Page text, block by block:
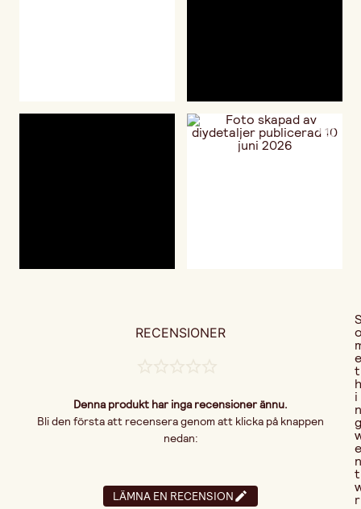
RECENSIONER
Denna produkt har inga recensioner ännu.
Bli den första att recensera genom att klicka på knappen
nedan:
LÄMNA EN RECENSION
e
t
h
i
n
g
e
n
t
r